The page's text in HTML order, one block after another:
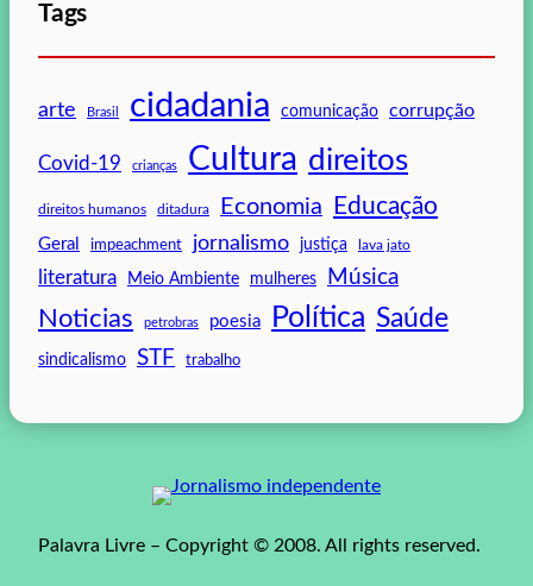
Tags
arte Brasil cidadania comunicação corrupção
Covid-19 crianças Cultura direitos
direitos humanos ditadura Economia Educação
Geral impeachment jornalismo justiça lava jato
literatura Meio Ambiente mulheres Música
Noticias petrobras poesia Política Saúde
sindicalismo STF trabalho
Palavra Livre – Copyright © 2008. All rights reserved.